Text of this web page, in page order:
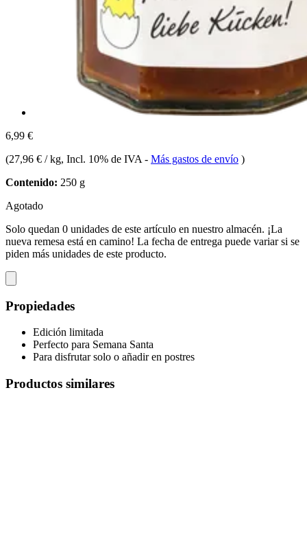
6,99 €
(27,96 € / kg, Incl. 10% de IVA - Más gastos de envío )
Contenido: 250 g
Agotado
Solo quedan 0 unidades de este artículo en nuestro almacén. ¡La
nueva remesa está en camino! La fecha de entrega puede variar si se
piden más unidades de este producto.
Propiedades
Edición limitada
Perfecto para Semana Santa
Para disfrutar solo o añadir en postres
Productos similares